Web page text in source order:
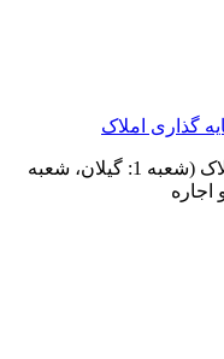
کاسپی لند برند معتبر سرمایه گذاری املاک (شعبه 1: گیلان، شعبه